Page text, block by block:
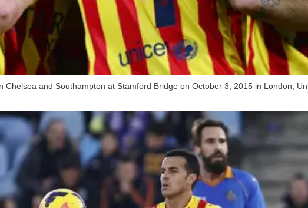
and Southampton at Stamford Bridge on October 3, 2015 in London,